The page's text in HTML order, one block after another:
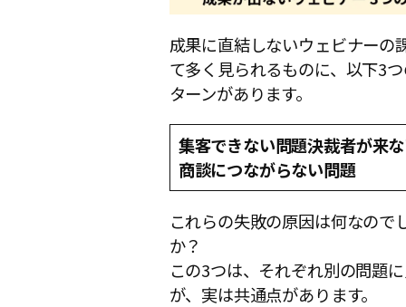
成果に直結しないウェビナーの
て多く見られるものに、以下3
ターンがあります。
集客できない問題決裁者が来
商談につながらない問題
これらの失敗の原因は何なので
か？
この3つは、それぞれ別の問題
が、実は共通点があります。